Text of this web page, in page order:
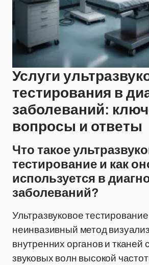
Услуги
тестирования в
заболеваний:
вопросы и ответы
Что такое
тестирование и как
используется в
заболеваний?
Ультразвуковое
неинвазивный метод
внутренних органов и
звуковых волн высокой